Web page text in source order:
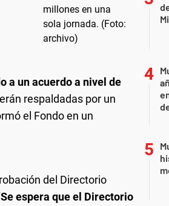
a un acuerdo a nivel de
respaldadas por un
el Fondo en un
del Directorio
espera que el Directorio